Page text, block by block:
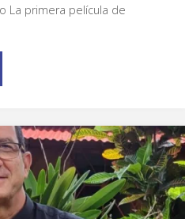
La primera película de